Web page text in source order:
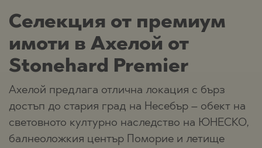
Селекция от премиум
имоти в Ахелой от
Stonehard Premier
Ахелой предлага отлична локация с бърз
достъп до стария град на Несебър – обект на
световното културно наследство на ЮНЕСКО,
балнеоложкия център Поморие и летище